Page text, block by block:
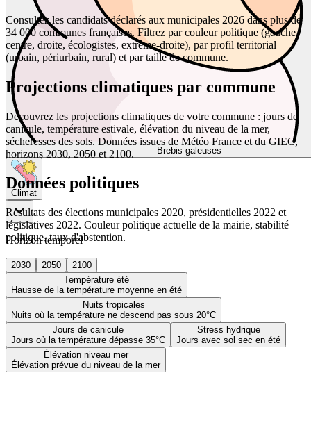
Brebis galeuses
Climat
Horizon temporel
2030 2050
2100
Température été
Hausse de la température moyenne en été
Nuits tropicales
Nuits où la température ne descend pas sous 20°C
Jours de canicule
Jours où la température dépasse 35°C
Stress hydrique
Jours avec sol sec en été
Élévation niveau mer
Élévation prévue du niveau de la mer
Consultez les candidats déclarés aux municipales 2026 dans plus de
34 000 communes françaises. Filtrez par couleur politique (gauche,
centre, droite, écologistes, extrême-droite), par profil territorial
(urbain, périurbain, rural) et par taille de commune.
Projections climatiques par commune
Découvrez les projections climatiques de votre commune : jours de
canicule, température estivale, élévation du niveau de la mer,
sécheresses des sols. Données issues de Météo France et du GIEC,
horizons 2030, 2050 et 2100.
Données politiques
Résultats des élections municipales 2020, présidentielles 2022 et
législatives 2022. Couleur politique actuelle de la mairie, stabilité
politique, taux d'abstention.